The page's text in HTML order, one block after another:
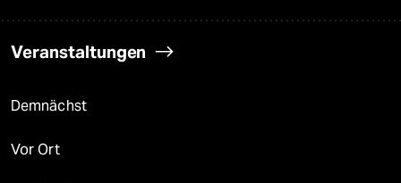
Veranstaltungen
Demnächst
Vor Ort